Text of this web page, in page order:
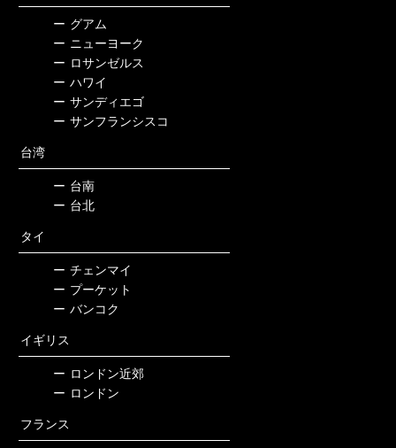
ー グアム
ー ニューヨーク
ー ロサンゼルス
ー ハワイ
ー サンディエゴ
ー サンフランシスコ
台湾
ー 台南
ー 台北
タイ
ー チェンマイ
ー プーケット
ー バンコク
イギリス
ー ロンドン近郊
ー ロンドン
フランス